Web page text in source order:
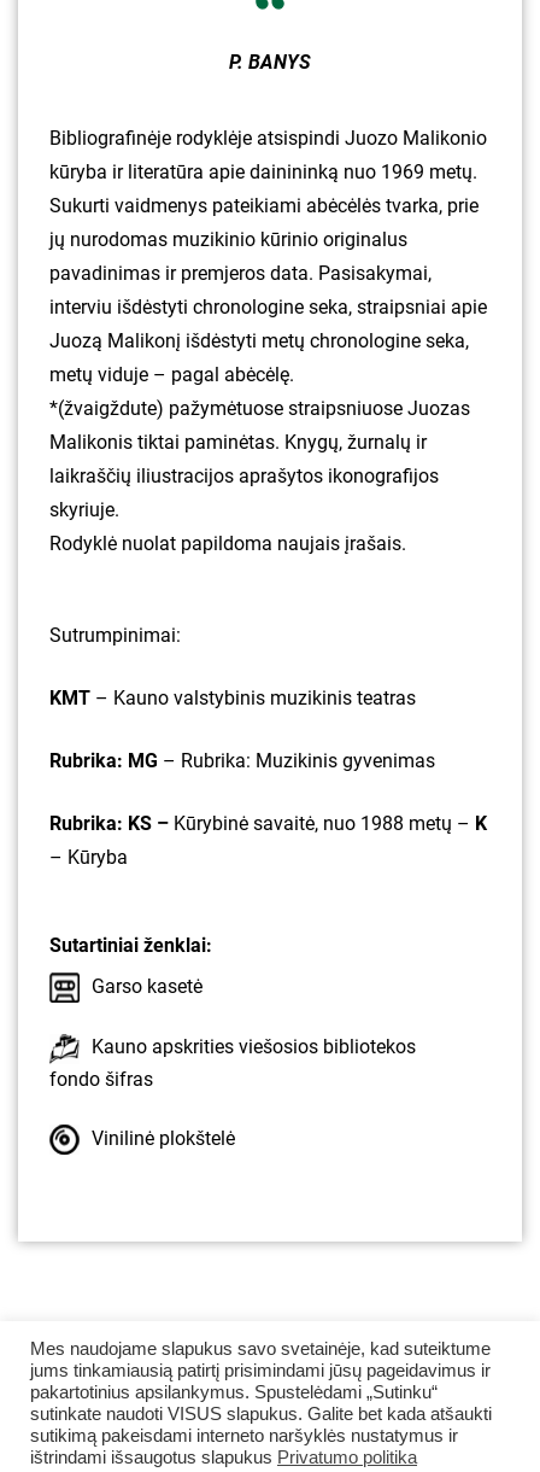
P. BANYS
Bibliografinėje rodyklėje atsispindi Juozo Malikonio
kūryba ir literatūra apie dainininką nuo 1969 metų.
Sukurti vaidmenys pateikiami abėcėlės tvarka, prie
jų nurodomas muzikinio kūrinio originalus
pavadinimas ir premjeros data. Pasisakymai,
interviu išdėstyti chronologine seka, straipsniai apie
Juozą Malikonį išdėstyti metų chronologine seka,
metų viduje – pagal abėcėlę.
*(žvaigždute) pažymėtuose straipsniuose Juozas
Malikonis tiktai paminėtas. Knygų, žurnalų ir
laikraščių iliustracijos aprašytos ikonografijos
skyriuje.
Rodyklė nuolat papildoma naujais įrašais.
Sutrumpinimai:
KMT – Kauno valstybinis muzikinis teatras
Rubrika: MG – Rubrika: Muzikinis gyvenimas
Rubrika: KS – Kūrybinė savaitė, nuo 1988 metų – K
– Kūryba
Sutartiniai ženklai:
Garso kasetė
Kauno apskrities viešosios bibliotekos
fondo šifras
Vinilinė plokštelė
© 2008–2026 Kauno apskrities viešoji Ąžuolyno biblioteka.
Mes naudojame slapukus savo svetainėje, kad suteiktume
jums tinkamiausią patirtį prisimindami jūsų pageidavimus ir
pakartotinius apsilankymus. Spustelėdami „Sutinku“
sutinkate naudoti VISUS slapukus. Galite bet kada atšaukti
sutikimą pakeisdami interneto naršyklės nustatymus ir
ištrindami išsaugotus slapukus Privatumo politika